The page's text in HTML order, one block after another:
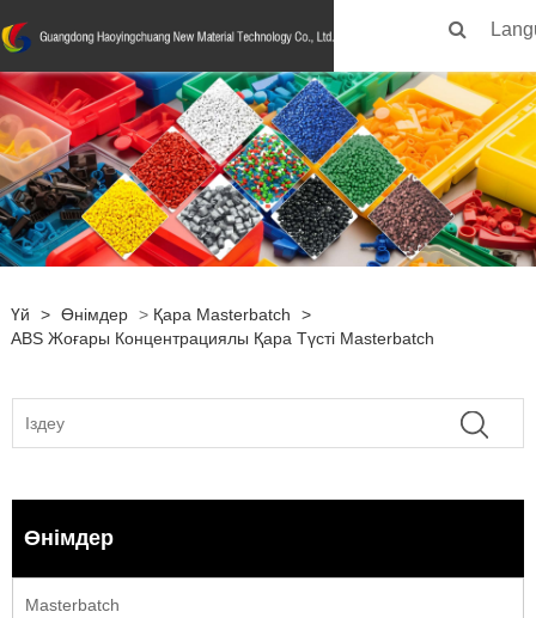
Үй > Өнімдер > Қара Masterbatch
>
ABS Жоғары Концентрациялы Қара Түсті Masterbatch
Өнімдер
Masterbatch